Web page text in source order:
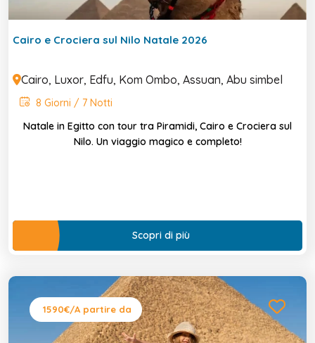
Cairo e Crociera sul Nilo Natale 2026
Cairo, Luxor, Edfu, Kom Ombo, Assuan, Abu simbel
8 Giorni / 7 Notti
Natale in Egitto con tour tra Piramidi, Cairo e Crociera sul
Nilo. Un viaggio magico e completo!
Scopri di più
1590€/A partire da